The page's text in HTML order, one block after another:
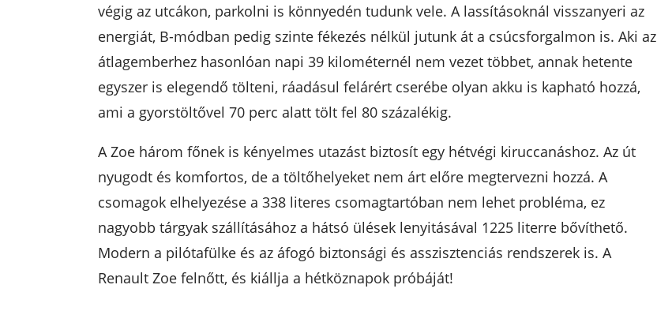
végig az utcákon, parkolni is könnyedén tudunk vele. A lassításoknál visszanyeri az
energiát, B-módban pedig szinte fékezés nélkül jutunk át a csúcsforgalmon is. Aki az
átlagemberhez hasonlóan napi 39 kilométernél nem vezet többet, annak hetente
egyszer is elegendő tölteni, ráadásul felárért cserébe olyan akku is kapható hozzá,
ami a gyorstöltővel 70 perc alatt tölt fel 80 százalékig.
A Zoe három főnek is kényelmes utazást biztosít egy hétvégi kiruccanáshoz. Az út
nyugodt és komfortos, de a töltőhelyeket nem árt előre megtervezni hozzá. A
csomagok elhelyezése a 338 literes csomagtartóban nem lehet probléma, ez
nagyobb tárgyak szállításához a hátsó ülések lenyitásával 1225 literre bővíthető.
Modern a pilótafülke és az áfogó biztonsági és asszisztenciás rendszerek is. A
Renault Zoe felnőtt, és kiállja a hétköznapok próbáját!